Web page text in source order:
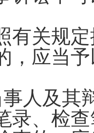
有关规
，应当
人及其
录、检